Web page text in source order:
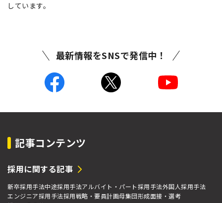
しています。
最新情報をSNSで発信中！
記事コンテンツ
採用に関する記事
新卒採用手法中途採用手法アルバイト・パート採用手法外国人採用手法
エンジニア採用手法採用戦略・要員計画母集団形成面接・選考